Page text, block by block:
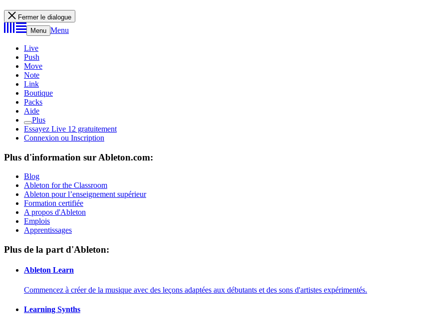
Fermer le dialogue
Menu Menu
Live
Push
Move
Note
Link
Boutique
Packs
Aide
Plus
Essayez Live 12 gratuitement
Connexion ou Inscription
Plus d'information sur Ableton.com:
Blog
Ableton for the Classroom
Ableton pour l’enseignement supérieur
Formation certifiée
A propos d'Ableton
Emplois
Apprentissages
Plus de la part d'Ableton:
Ableton Learn
Commencez à créer de la musique avec des leçons adaptées aux débutants et des sons d'artistes expérimentés.
Learning Synths